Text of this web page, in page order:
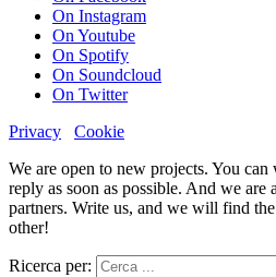
On Instagram
On Youtube
On Spotify
On Soundcloud
On Twitter
Privacy
Cookie
We are open to new projects. You
reply as soon as possible. And we are
partners. Write us, and we will find
other!
Ricerca per: